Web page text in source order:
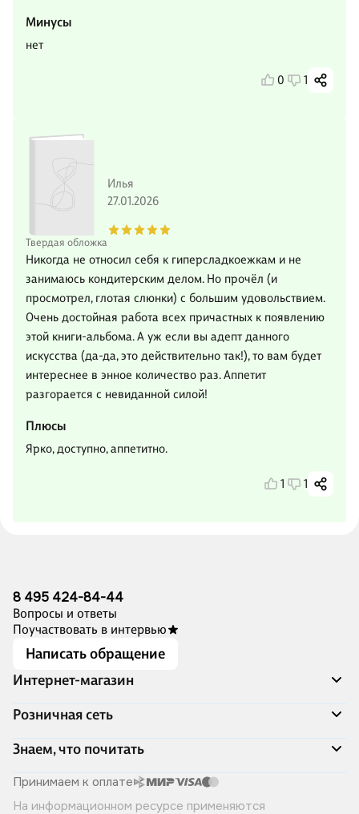
Минусы
нет
0 1
Твердая обложка
Илья
27.01.2026
Никогда не относил себя к гиперсладкоежкам и не
занимаюсь кондитерским делом. Но прочёл (и
просмотрел, глотая слюнки) с большим удовольствием.
Очень достойная работа всех причастных к появлению
этой книги-альбома. А уж если вы адепт данного
искусства (да-да, это действительно так!), то вам будет
интереснее в энное количество раз. Аппетит
разгорается с невиданной силой!
Плюсы
Ярко, доступно, аппетитно.
1 1
8 495 424-84-44
Вопросы и ответы
Поучаствовать в интервью
Написать обращение
Интернет-магазин
Акции
Доставка и оплата
Программа лояльности
Подарочные сертификаты
Правила продажи
Политика конфиденциальности
Розничная сеть
Адреса магазинов
Книжный Дозор
О компании
Читай-город для бизнеса
Хотите у нас работать?
Знаем, что почитать
Скоро в продаже
Принимаем к оплате
На информационном ресурсе применяются